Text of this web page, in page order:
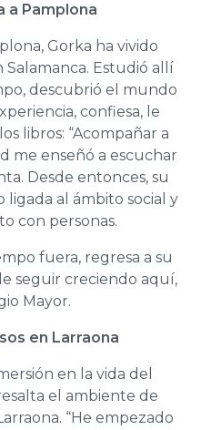
a Pamplona
Gorka ha vivido
Salamanca. Estudió allí
descubrió el mundo
confiesa, le
libros: “Acompañar a
me enseñó a escuchar
Desde entonces, su
ligada al ámbito social y
con personas.
fuera, regresa a su
seguir creciendo aquí,
Mayor.
en Larraona
en la vida del
el ambiente de
“He empezado